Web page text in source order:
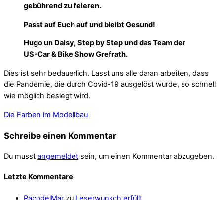
gebührend zu feieren.
Passt auf Euch auf und bleibt Gesund!
Hugo un Daisy, Step by Step und das Team der
US-Car & Bike Show Grefrath.
Dies ist sehr bedauerlich. Lasst uns alle daran arbeiten, dass
die Pandemie, die durch Covid-19 ausgelöst wurde, so schnell
wie möglich besiegt wird.
Die Farben im Modellbau
Schreibe einen Kommentar
Du musst angemeldet sein, um einen Kommentar abzugeben.
Letzte Kommentare
PacodelMar zu Leserwunsch erfüllt